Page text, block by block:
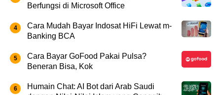
Berfungsi di Microsoft Office
Cara Mudah Bayar Indosat HiFi Lewat m-
Banking BCA
Cara Bayar GoFood Pakai Pulsa?
Beneran Bisa, Kok
Humain Chat: AI Bot dari Arab Saudi